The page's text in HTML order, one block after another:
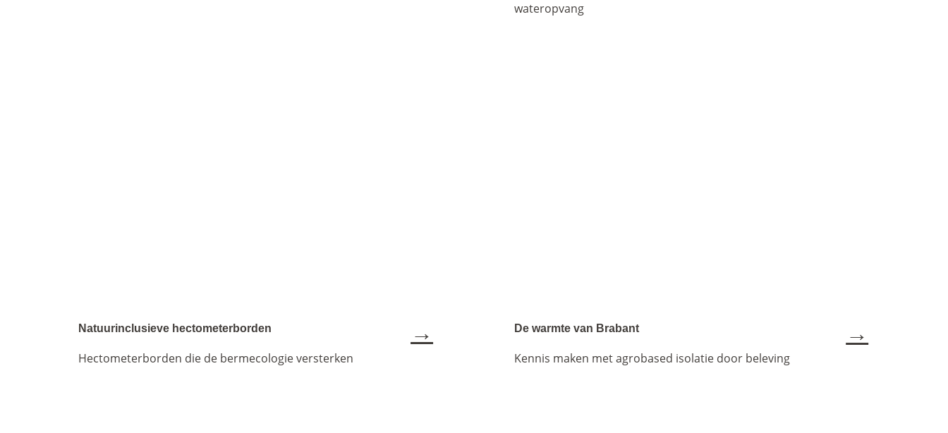
wateropvang
Natuurinclusieve hectometerborden
Hectometerborden die de bermecologie versterken
De warmte van Brabant
Kennis maken met agrobased isolatie door beleving
→ →